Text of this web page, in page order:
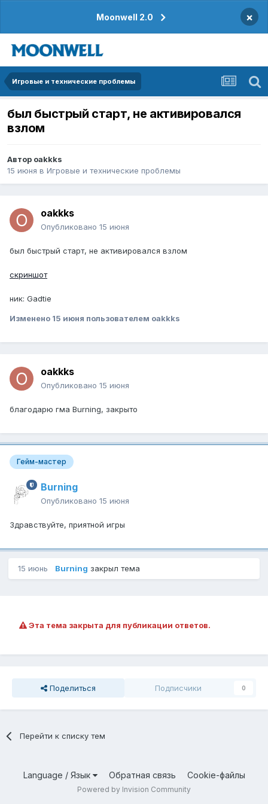
Moonwell 2.0 ×
Игровые и технические проблемы
был быстрый старт, не активировался
взлом
Автор oakkks
15 июня в Игровые и технические проблемы
oakkks
Опубликовано 15 июня
был быстрый старт, не активировался взлом
скриншот
ник: Gadtie
Изменено 15 июня пользователем oakkks
oakkks
Опубликовано 15 июня
благодарю гма Burning, закрыто
Гейм-мастер
Burning
Опубликовано 15 июня
Здравствуйте, приятной игры
15 июнь Burning закрыл тема
Эта тема закрыта для публикации ответов.
Поделиться Подписчики 0
Перейти к списку тем
Language / Язык Обратная связь Cookie-файлы
Powered by Invision Community